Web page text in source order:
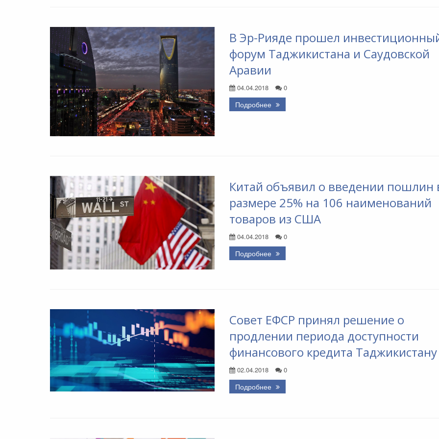
В Эр-Рияде прошел
форум Таджикистана и Саудовской
Аравии
04.04.2018 0
Подробнее
Китай объявил о введении пошлин
размере 25% на 106 наименований
товаров из США
04.04.2018 0
Подробнее
Совет ЕФСР принял решение о
продлении периода доступности
финансового кредита Таджикистану
02.04.2018 0
Подробнее